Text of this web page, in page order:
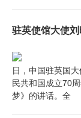
驻英使馆大使
日，中国驻英国
民共和国成立70
梦》的讲话。全